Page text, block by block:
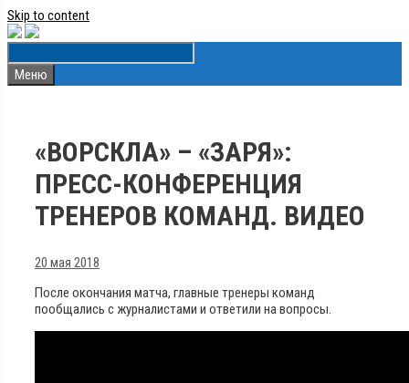
Skip to content
Меню
«ВОРСКЛА» – «ЗАРЯ»:
ПРЕСС-КОНФЕРЕНЦИЯ
ТРЕНЕРОВ КОМАНД. ВИДЕО
20 мая 2018
После окончания матча, главные тренеры команд
пообщались с журналистами и ответили на вопросы.